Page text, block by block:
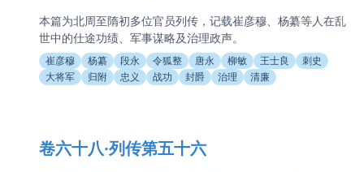
本篇为北周至隋初多位官员列传，记载崔彦穆、杨纂等人在乱
世中的仕途功绩、军事谋略及治理政声。
崔彦穆 杨纂 段永 令狐整 唐永 柳敏 王士良
刺史
大将军
归附 忠义 战功 封爵 治理 清廉
卷六十八·列传第五十六